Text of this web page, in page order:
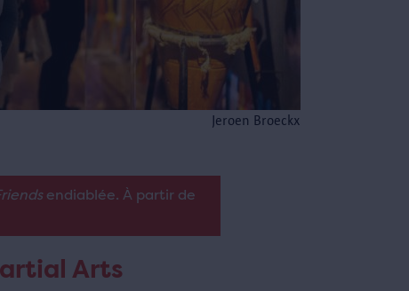
Jeroen Broeckx
endiablée. À partir de
Arts